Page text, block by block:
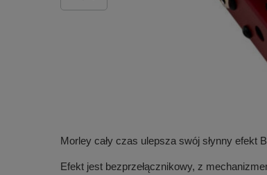
Morley cały czas ulepsza swój słynny efekt
Efekt jest bezprzełącznikowy, z